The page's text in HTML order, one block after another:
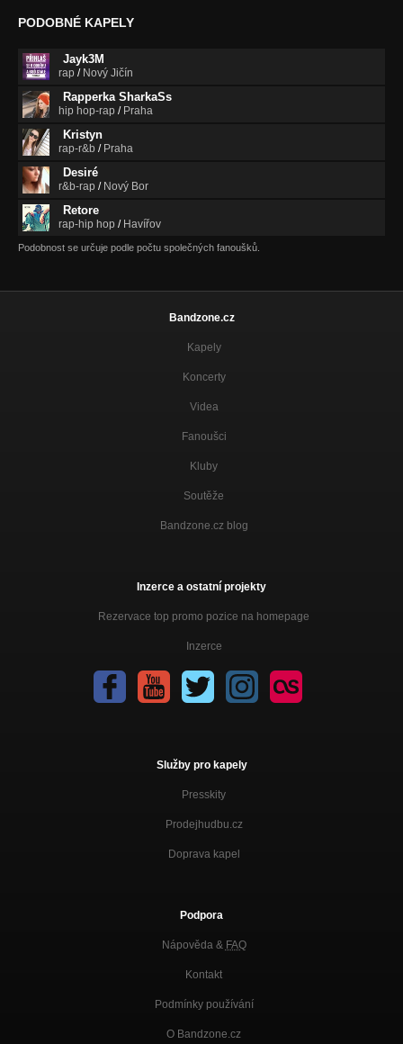
PODOBNÉ KAPELY
Jayk3M
rap / Nový Jičín
Rapperka SharkaSs
hip hop-rap / Praha
Kristyn
rap-r&b / Praha
Desiré
r&b-rap / Nový Bor
Retore
rap-hip hop / Havířov
Podobnost se určuje podle počtu společných fanoušků.
Bandzone.cz
Kapely
Koncerty
Videa
Fanoušci
Kluby
Soutěže
Bandzone.cz blog
Inzerce a ostatní projekty
Rezervace top promo pozice na homepage
Inzerce
Služby pro kapely
Presskity
Prodejhudbu.cz
Doprava kapel
Podpora
Nápověda & FAQ
Kontakt
Podmínky používání
O Bandzone.cz